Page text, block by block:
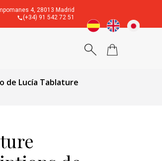
4, 28013 Madrid
(+34) 91 542 72 51
de Lucía Tablature